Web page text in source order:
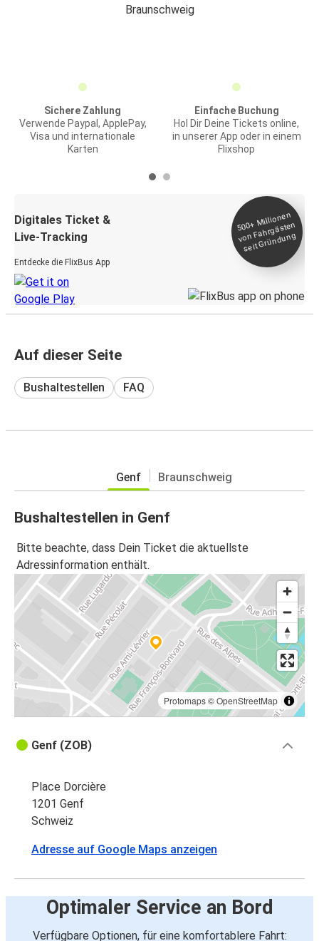
Braunschweig
Sichere Zahlung
Verwende Paypal, ApplePay,
Visa und internationale
Karten
Einfache Buchung
Hol Dir Deine Tickets online,
in unserer App oder in einem
Flixshop
Digitales Ticket &
Live-Tracking
Entdecke die FlixBus App
500+
Millionen
von Fahrgästen
seit
Gründung
Auf dieser Seite
Bushaltestellen FAQ
Genf Braunschweig
Bushaltestellen in Genf
Bitte beachte, dass Dein Ticket die aktuellste
Adressinformation enthält.
Protomaps©OpenStreetMap
Genf (ZOB)
Place Dorcière
1201 Genf
Schweiz
Adresse auf Google Maps anzeigen
Optimaler Service an Bord
Verfügbare Optionen, für eine komfortablere Fahrt: